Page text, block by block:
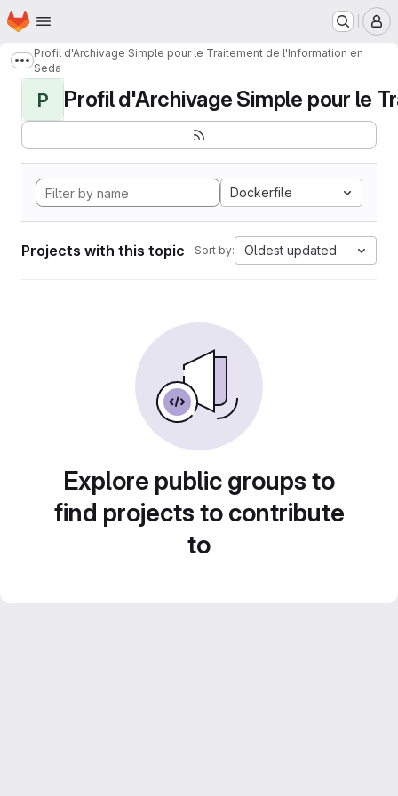
Skip to main content
Homepage
Show more breadcrumbs
Profil d'Archivage Simple pour le Traitement de l'Information en
Seda
P Profil d'Archivage Simple pour le
Dockerfile
Projects with this topic Sort by: Oldest updated
Explore public groups to
find projects to contribute
to